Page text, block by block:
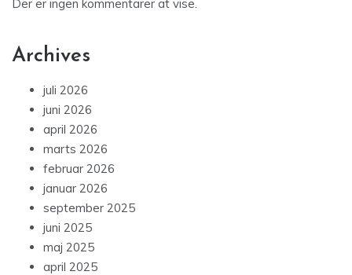
Der er ingen kommentarer at vise.
Archives
juli 2026
juni 2026
april 2026
marts 2026
februar 2026
januar 2026
september 2025
juni 2025
maj 2025
april 2025